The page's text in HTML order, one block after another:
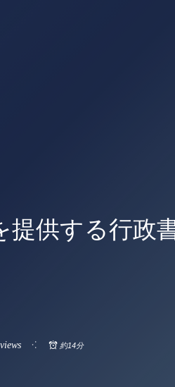
供する行政
約14分